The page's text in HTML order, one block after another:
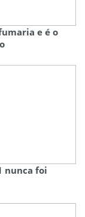
e é o
nunca foi